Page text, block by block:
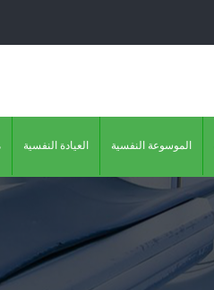
الموسوعة النفسية العيادة النفسية